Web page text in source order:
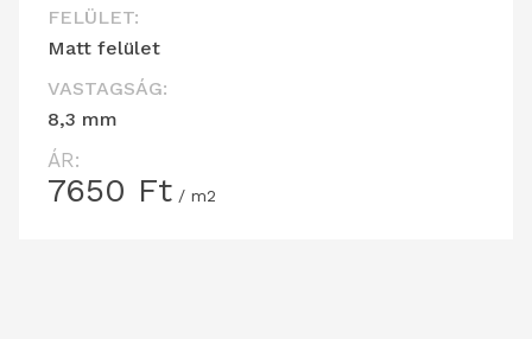
FELÜLET:
Matt felület
VASTAGSÁG:
8,3 mm
ÁR:
7650 Ft / m2